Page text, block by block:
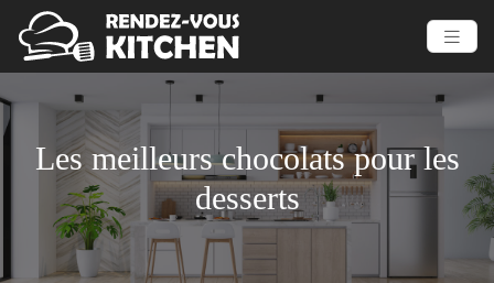
Les meilleurs chocolats pour les
desserts